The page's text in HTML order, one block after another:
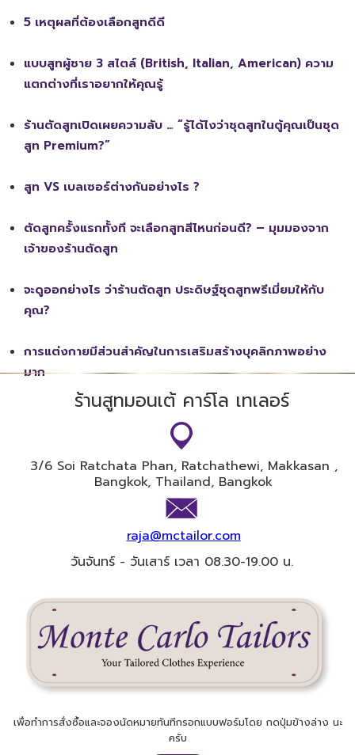
5 เหตุผลที่ต้องเลือกสูทดีดี
แบบสูทผู้ชาย 3 สไตล์ (British, Italian, American) ความ
แตกต่างที่เราอยากให้คุณรู้
ร้านตัดสูทเปิดเผยความลับ … “รู้ได้ไงว่าชุดสูทในตู้คุณเป็นชุด
สูท Premium?”
สูท VS เบลเซอร์ต่างกันอย่างไร ?
ตัดสูทครั้งแรกทั้งที จะเลือกสูทสีไหนก่อนดี? – มุมมองจาก
เจ้าของร้านตัดสูท
จะดูออกย่างไร ว่าร้านตัดสูท ประดิษฐ์ชุดสูทพรีเมี่ยมให้กับ
คุณ?
การแต่งกายมีส่วนสำคัญในการเสริมสร้างบุคลิกภาพอย่าง
มาก
ร้านสูทมอนเต้ คาร์โล เทเลอร์
3/6 Soi​ Ratchata Phan, Ratchathewi, Makkasan ,
Bangkok, Thailand, Bangkok
raja@mctailor.com
วันจันทร์ - วันเสาร์ เวลา 08.30-19.00 น.
เพื่อทำการสั่งซื้อและจองนัดหมายทันทีกรอกแบบฟอร์มโดย กดปุ่มข้างล่าง นะ
ครับ​